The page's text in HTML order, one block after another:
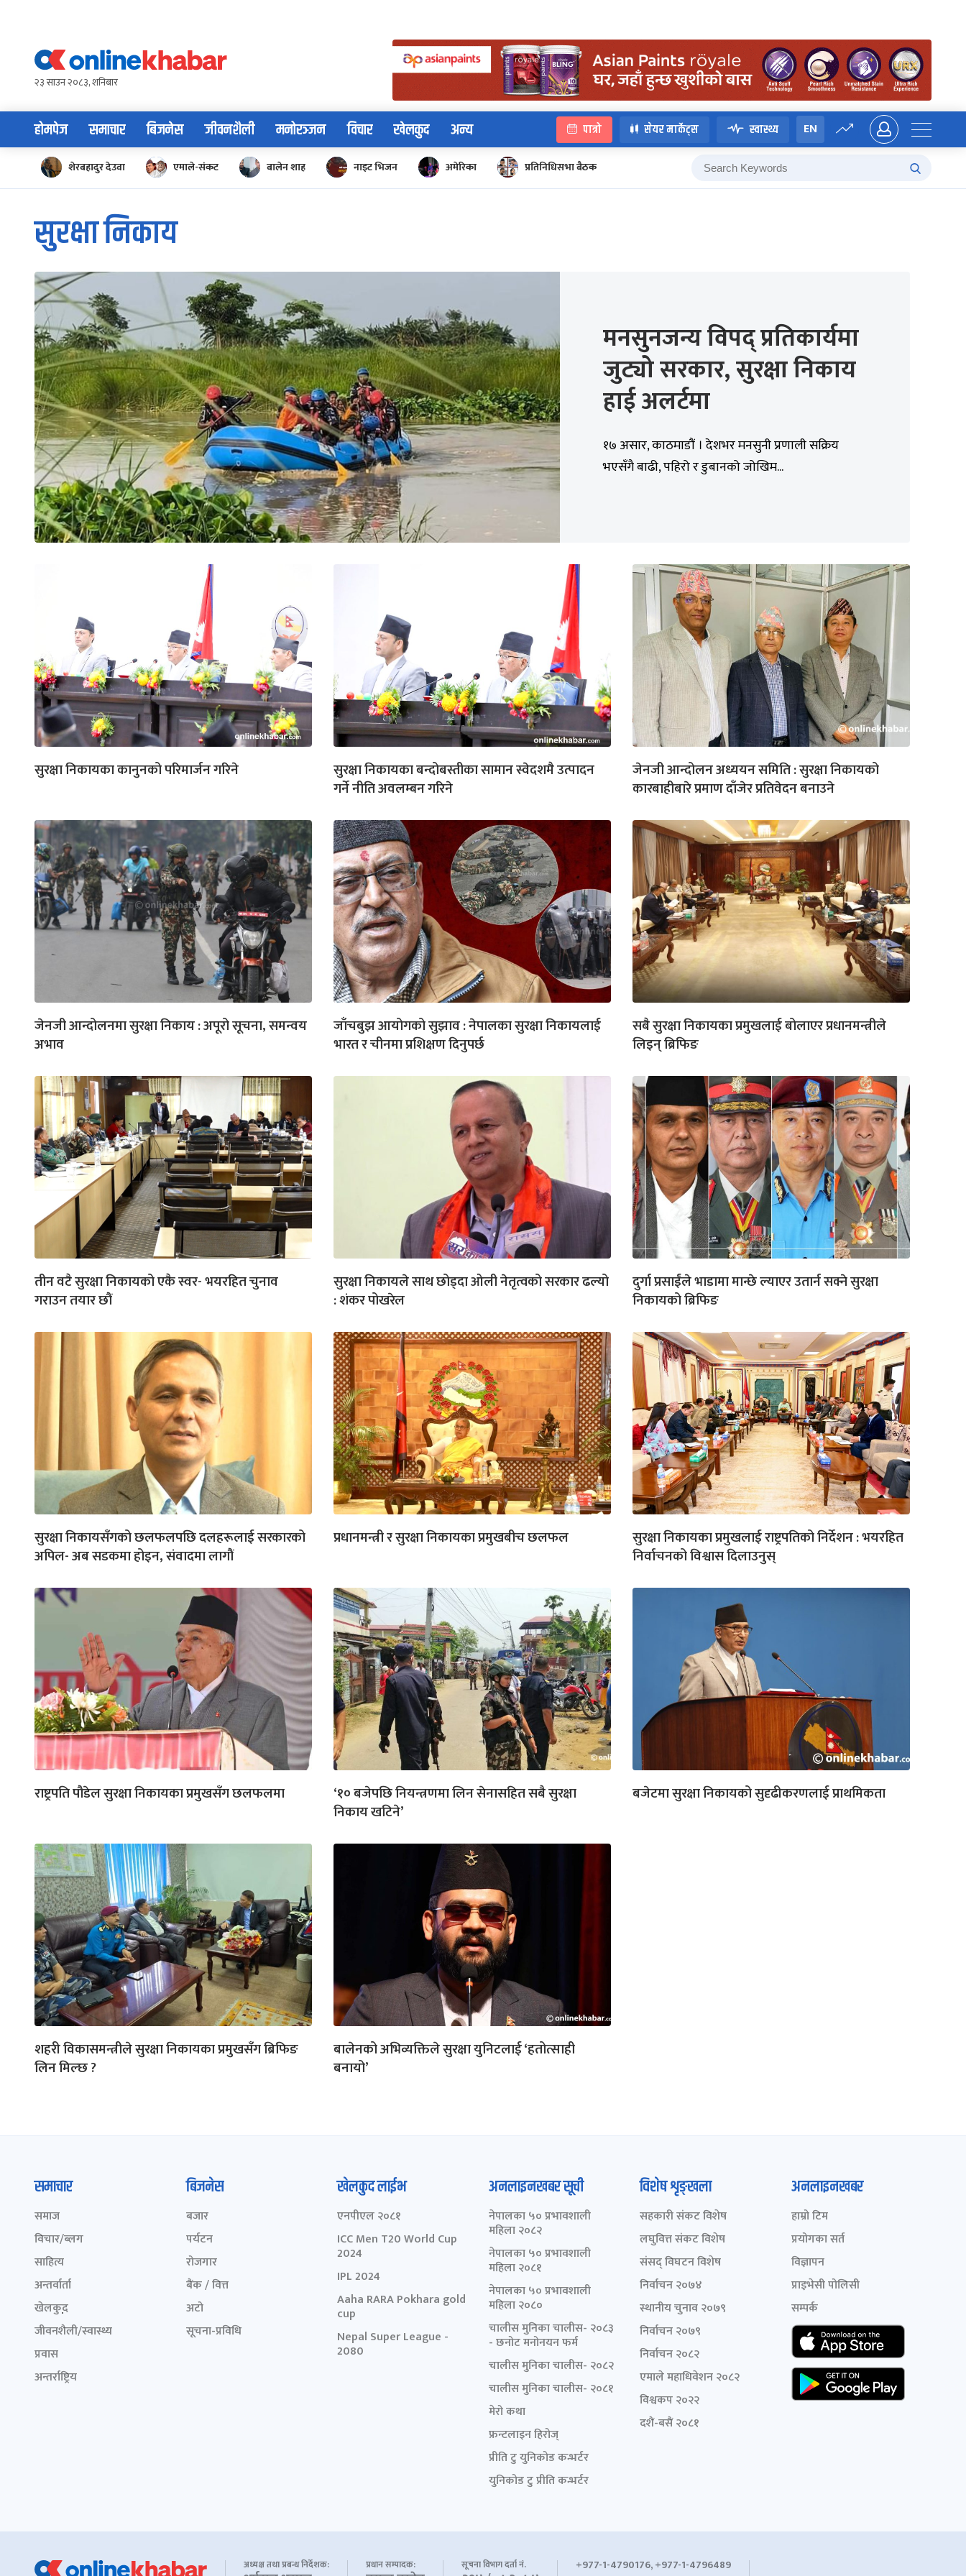
content२३ साउन २०८३, शनिबार
होमपेज समाचार बिजनेस जीवनशैली मनोरञ्जन विचार खेलकुद अन्य पात्रो सेयर मार्केट्स स्वास्थ्य EN
शेरबहादुर देउवा एमाले-संकट बालेन शाह नाइट भिजन अमेरिका प्रतिनिधिसभा बैठक
सुरक्षा निकाय
मनसुनजन्य विपद् प्रतिकार्यमा
जुट्यो सरकार, सुरक्षा निकाय
हाई अलर्टमा
१७ असार, काठमाडौं । देशभर मनसुनी प्रणाली सक्रिय
भएसँगै बाढी, पहिरो र डुबानको जोखिम...
सुरक्षा निकायका कानुनको परिमार्जन गरिने
सुरक्षा निकायका बन्दोबस्तीका सामान स्वेदशमै उत्पादन
गर्ने नीति अवलम्बन गरिने
जेनजी आन्दोलन अध्ययन समिति : सुरक्षा निकायको
कारबाहीबारे प्रमाण दाँजेर प्रतिवेदन बनाउने
जेनजी आन्दोलनमा सुरक्षा निकाय : अपूरो सूचना, समन्वय
अभाव
जाँचबुझ आयोगको सुझाव : नेपालका सुरक्षा निकायलाई
भारत र चीनमा प्रशिक्षण दिनुपर्छ
सबै सुरक्षा निकायका प्रमुखलाई बोलाएर प्रधानमन्त्रीले
लिइन् ब्रिफिङ
तीन वटै सुरक्षा निकायको एकै स्वर- भयरहित चुनाव
गराउन तयार छौं
सुरक्षा निकायले साथ छोड्दा ओली नेतृत्वको सरकार ढल्यो
: शंकर पोखरेल
दुर्गा प्रसाईंले भाडामा मान्छे ल्याएर उतार्न सक्ने सुरक्षा
निकायको ब्रिफिङ
सुरक्षा निकायसँगको छलफलपछि दलहरूलाई सरकारको
अपिल- अब सडकमा होइन, संवादमा लागौं
प्रधानमन्त्री र सुरक्षा निकायका प्रमुखबीच छलफल
सुरक्षा निकायका प्रमुखलाई राष्ट्रपतिको निर्देशन : भयरहित
निर्वाचनको विश्वास दिलाउनुस्
राष्ट्रपति पौडेल सुरक्षा निकायका प्रमुखसँग छलफलमा
‘१० बजेपछि नियन्त्रणमा लिन सेनासहित सबै सुरक्षा
निकाय खटिने’
बजेटमा सुरक्षा निकायको सुदृढीकरणलाई प्राथमिकता
शहरी विकासमन्त्रीले सुरक्षा निकायका प्रमुखसँग ब्रिफिङ
लिन मिल्छ ?
बालेनको अभिव्यक्तिले सुरक्षा युनिटलाई ‘हतोत्साही
बनायो’
समाचार
समाज
विचार/ब्लग
साहित्य
अन्तर्वार्ता
खेलकुद़़
जीवनशैली/स्वास्थ्य
प्रवास
अन्तर्राष्ट्रिय
बिजनेस
बजार
पर्यटन
रोजगार
बैंक / वित्त
अटो
सूचना-प्रविधि
खेलकुद लाईभ
एनपीएल २०८१
ICC Men T20 World Cup
2024
IPL 2024
Aaha RARA Pokhara gold
cup
Nepal Super League -
2080
अनलाइनखबर सूची
नेपालका ५० प्रभावशाली
महिला २०८२
नेपालका ५० प्रभावशाली
महिला २०८१
नेपालका ५० प्रभावशाली
महिला २०८०
चालीस मुनिका चालीस- २०८३
- छनोट मनोनयन फर्म
चालीस मुनिका चालीस- २०८२
चालीस मुनिका चालीस- २०८१
मेरो कथा
फ्रन्टलाइन हिरोज्
प्रीति टु युनिकोड कन्भर्टर
युनिकोड टु प्रीति कन्भर्टर
विशेष शृङ्खला
सहकारी संकट विशेष
लघुवित्त संकट विशेष
संसद् विघटन विशेष
निर्वाचन २०७४
स्थानीय चुनाव २०७९
निर्वाचन २०७९
निर्वाचन २०८२
एमाले महाधिवेशन २०८२
विश्वकप २०२२
दशैं-बसैं २०८१
अनलाइनखबर
हाम्रो टिम
प्रयोगका सर्त
विज्ञापन
प्राइभेसी पोलिसी
सम्पर्क
अध्यक्ष तथा प्रबन्ध निर्देशक: प्रधान सम्पादक: सूचना विभाग दर्ता नं.
+977-1-4790176, +977-1-4796489